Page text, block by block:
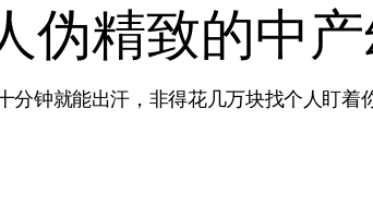
伪精致的中
分钟就能出汗，非得花几万块找个人盯